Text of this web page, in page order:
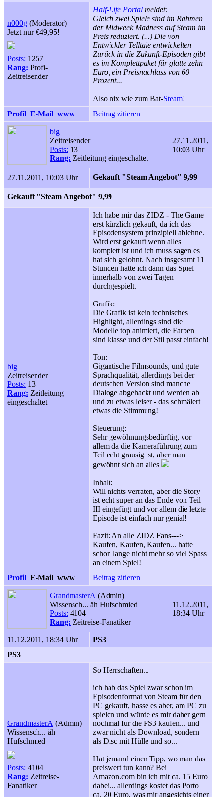
n000g (Moderator)
Jetzt nur €49,95!
Posts: 1257
Rang: Profi-
Zeitreisender
Half-Life Portal meldet:
Gleich zwei Spiele sind im Rahmen
der Midweek Madness auf Steam im
Preis reduziert. (...) Die von
Entwickler Telltale entwickelten
Zurück in die Zukunft-Episoden gibt
es im Komplettpaket für glatte zehn
Euro, ein Preisnachlass von 60
Prozent...
Also nix wie zum Bat-Steam!
Profil E-Mail www Beitrag zitieren
big
Zeitreisender
Posts: 13
Rang: Zeitleitung eingeschaltet
27.11.2011,
10:03 Uhr
27.11.2011, 10:03 Uhr Gekauft "Steam Angebot" 9,99 
Gekauft "Steam Angebot" 9,99 
big
Zeitreisender
Posts: 13
Rang: Zeitleitung
eingeschaltet
Ich habe mir das ZIDZ - The Game
erst kürzlich gekauft, da ich das
Episodensystem prinzipiell ablehne.
Wird erst gekauft wenn alles
komplett ist und ich muss sagen es
hat sich gelohnt. Nach insgesamt 11
Stunden hatte ich dann das Spiel
innerhalb von zwei Tagen
durchgespielt.
Grafik:
Die Grafik ist kein technisches
Highlight, allerdings sind die
Modelle top animiert, die Farben
sind klasse und der Stil passt einfach!
Ton:
Gigantische Filmsounds, und gute
Sprachqualität, allerdings bei der
deutschen Version sind manche
Dialoge abgehackt und werden ab
und zu etwas leiser - das schmälert
etwas die Stimmung!
Steuerung:
Sehr gewöhnungsbedürftig, vor
allem da die Kameraführung zum
Teil echt grausig ist, aber man
gewöhnt sich an alles
Inhalt:
Will nichts verraten, aber die Story
ist echt super an das Ende von Teil
III eingefügt und vor allem die letzte
Episode ist einfach nur genial!
Fazit: An alle ZIDZ Fans--->
Kaufen, Kaufen, Kaufen... hatte
schon lange nicht mehr so viel Spass
an einem Spiel!
Profil E-Mail www Beitrag zitieren
GrandmasterA (Admin)
Wissensch... äh Hufschmied
Posts: 4104
Rang: Zeitreise-Fanatiker
11.12.2011,
18:34 Uhr
11.12.2011, 18:34 Uhr
PS3
PS3
GrandmasterA (Admin)
Wissensch... äh
Hufschmied
Posts: 4104
Rang: Zeitreise-
Fanatiker
So Herrschaften...
ich hab das Spiel zwar schon im
Episodenformat von Steam für den
PC gekauft, hasse es aber, am PC zu
spielen und würde es mir daher gern
nochmal für die PS3 kaufen... und
zwar nicht als Download, sondern
als Disc mit Hülle und so...
Hat jemand einen Tipp, wo man das
preiswert tun kann? Bei
Amazon.com bin ich mit ca. 15 Euro
dabei... allerdings kostet das Porto
ca. 20 Euro, was mir angesichts einer